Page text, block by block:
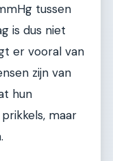
tussen
is dus niet
er vooral van
zijn van
hun
maar